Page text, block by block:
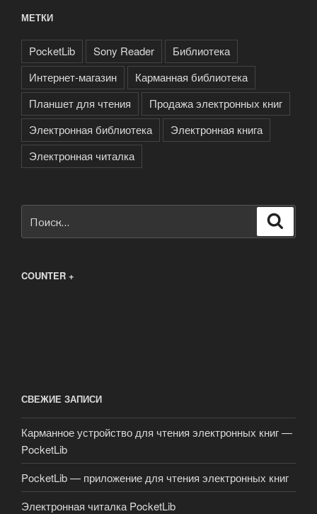
МЕТКИ
PocketLib Sony Reader
Библиотека
Интернет-магазин
Карманная библиотека
Планшет для чтения
Продажа электронных книг
Электронная библиотека
Электронная книга
Электронная читалка
COUNTER +
СВЕЖИЕ ЗАПИСИ
Карманное устройство для чтения электронных книг —
PocketLib
PocketLib — приложение для чтения электронных книг
Электронная читалка PocketLib